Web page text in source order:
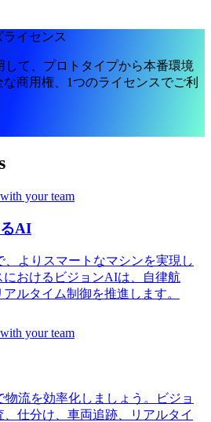
イセンス
して、プロトタイプから本番環境
商用権、1つのライセンスでご利
AI
、よりスマートなマシンを実現し
におけるビジョンAIは、自律航
ルタイム制御を推進します。
物流を効率化しましょう。ビジョ
仕分け、車両追跡、リアルタイ